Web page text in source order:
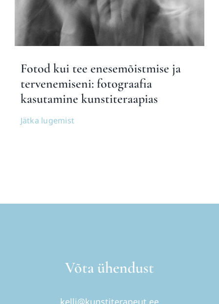
Fotod kui tee enesemõistmise ja
tervenemiseni: fotograafia
kasutamine kunstiteraapias
Jätka lugemist
Võta ühendust
kelli@kunstiterapeut.ee